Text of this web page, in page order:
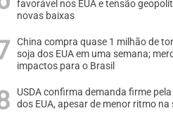
favorável nos EUA e tensão
novas baixas
China compra quase 1 milhão de
soja dos EUA em uma semana;
impactos para o Brasil
USDA confirma demanda firme
dos EUA, apesar de menor ritmo na